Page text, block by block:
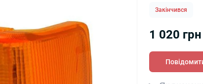
Закінчився
1 020 грн